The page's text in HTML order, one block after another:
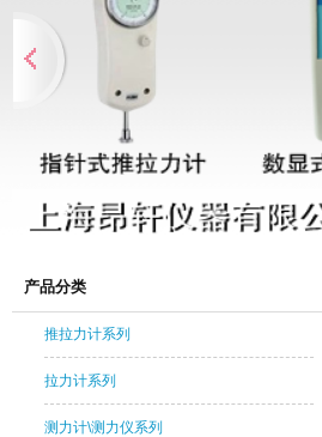
产品分类
推拉力计系列
拉力计系列
测力计\测力仪系列